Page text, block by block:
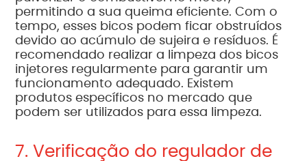
permitindo a sua queima eficiente. Com o
tempo, esses bicos podem ficar obstruídos
devido ao acúmulo de sujeira e resíduos. É
recomendado realizar a limpeza dos bicos
injetores regularmente para garantir um
funcionamento adequado. Existem
produtos específicos no mercado que
podem ser utilizados para essa limpeza.
7. Verificação do regulador de